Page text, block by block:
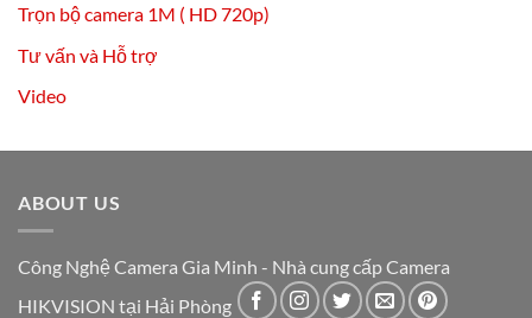
Trọn bộ camera 1M ( HD 720p)
Tư vấn và Hỗ trợ
Video
ABOUT US
Công Nghệ Camera Gia Minh - Nhà cung cấp Camera
HIKVISION tại Hải Phòng